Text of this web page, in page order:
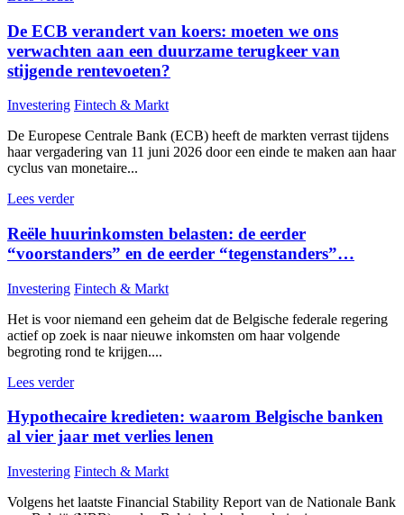
De ECB verandert van koers: moeten we ons
verwachten aan een duurzame terugkeer van
stijgende rentevoeten?
Investering Fintech & Markt
De Europese Centrale Bank (ECB) heeft de markten verrast tijdens
haar vergadering van 11 juni 2026 door een einde te maken aan haar
cyclus van monetaire...
Lees verder
Reële huurinkomsten belasten: de eerder
“voorstanders” en de eerder “tegenstanders”…
Investering Fintech & Markt
Het is voor niemand een geheim dat de Belgische federale regering
actief op zoek is naar nieuwe inkomsten om haar volgende
begroting rond te krijgen....
Lees verder
Hypothecaire kredieten: waarom Belgische banken
al vier jaar met verlies lenen
Investering Fintech & Markt
Volgens het laatste Financial Stability Report van de Nationale Bank